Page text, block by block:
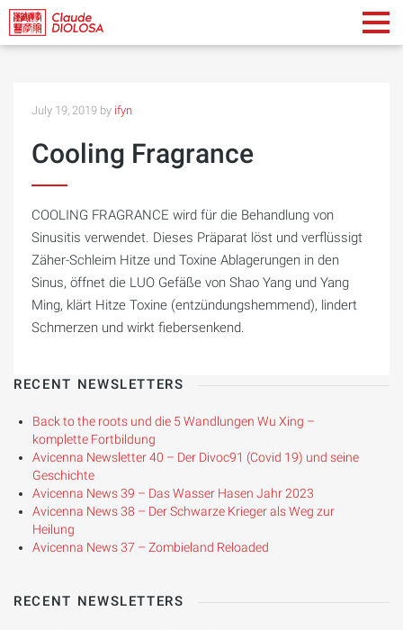
July 19, 2019 by ifyn
Cooling Fragrance
COOLING FRAGRANCE wird für die Behandlung von
Sinusitis verwendet. Dieses Präparat löst und verflüssigt
Zäher-Schleim Hitze und Toxine Ablagerungen in den
Sinus, öffnet die LUO Gefäße von Shao Yang und Yang
Ming, klärt Hitze Toxine (entzündungshemmend), lindert
Schmerzen und wirkt fiebersenkend.
RECENT NEWSLETTERS
Back to the roots und die 5 Wandlungen Wu Xing –
komplette Fortbildung
Avicenna Newsletter 40 – Der Divoc91 (Covid 19) und seine
Geschichte
Avicenna News 39 – Das Wasser Hasen Jahr 2023
Avicenna News 38 – Der Schwarze Krieger als Weg zur
Heilung
Avicenna News 37 – Zombieland Reloaded
RECENT NEWSLETTERS